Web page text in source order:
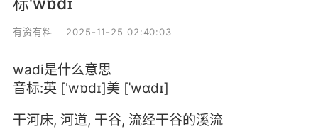
有资有料 2025-11-25 02:40:03
wadi是什么意思
音标:英 ['wɒdɪ]美 [ˈwɑdɪ]
干河床, 河道, 干谷, 流经干谷的溪流